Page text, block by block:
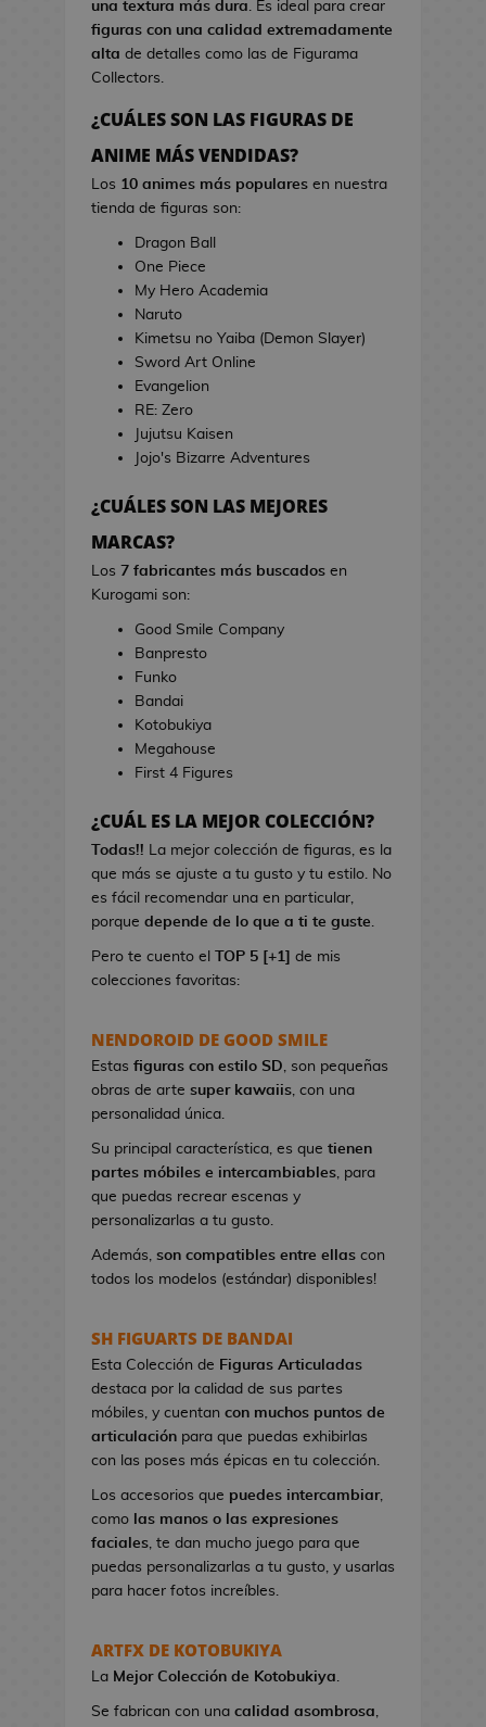
T
a
l
l
a
i
n
J
r
s
d
C
i
B
o
s
d
e
C
i
s
d
e
i
e
o
j
e
g
o
E
s
t
u
c
e
i
d
j
u
e
o
s
L
i
r
e
a
s
d
e
i
d
e
o
j
u
o
s
P
i
n
e
s
d
e
V
e
o
una textura más dura. Es ideal para crear
figuras con una calidad extremadamente
alta de detalles como las de Figurama
Collectors.
¿CUÁLES SON LAS FIGURAS DE
ANIME MÁS VENDIDAS?
Los 10 animes más populares en nuestra
tienda de figuras son:
Dragon Ball
One Piece
My Hero Academia
Naruto
Kimetsu no Yaiba (Demon Slayer)
Sword Art Online
Evangelion
RE: Zero
Jujutsu Kaisen
Jojo's Bizarre Adventures
¿CUÁLES SON LAS MEJORES
MARCAS?
Los 7 fabricantes más buscados en
Kurogami son:
Good Smile Company
Banpresto
Funko
Bandai
Kotobukiya
Megahouse
First 4 Figures
¿CUÁL ES LA MEJOR COLECCIÓN?
Todas!! La mejor colección de figuras, es la
que más se ajuste a tu gusto y tu estilo. No
es fácil recomendar una en particular,
porque depende de lo que a ti te guste.
Pero te cuento el TOP 5 [+1]
de mis
colecciones favoritas:
NENDOROID DE GOOD SMILE
Estas figuras con estilo SD, son pequeñas
obras de arte super kawaiis, con una
personalidad única.
Su principal característica, es que tienen
partes móbiles e intercambiables, para
que puedas recrear escenas y
personalizarlas a tu gusto.
Además, son compatibles entre ellas con
todos los modelos (estándar) disponibles!
SH FIGUARTS DE BANDAI
Esta Colección de Figuras Articuladas
destaca por la calidad de sus partes
móbiles, y cuentan con muchos puntos de
articulación para que puedas exhibirlas
con las poses más épicas en tu colección.
Los accesorios que puedes intercambiar,
como las manos o las expresiones
faciales, te dan mucho juego para que
puedas personalizarlas a tu gusto, y usarlas
para hacer fotos increíbles.
ARTFX DE KOTOBUKIYA
La Mejor Colección de Kotobukiya.
Se fabrican con una calidad asombrosa,